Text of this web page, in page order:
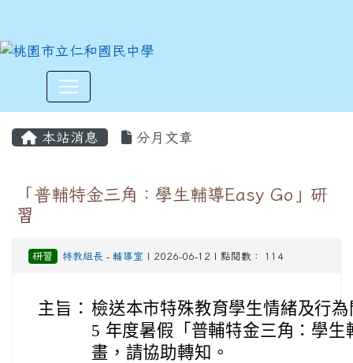
本站消息 分月文章
「普輔特金三角：學生輔導Easy Go」研
習
研習 特教組長 - 輔導室 | 2026-06-12 | 點閱數： 114
主旨： 檢送本市特殊教育學生情緒及行
5 年度暑假「普輔特金三角：學生
畫，請協助轉知。